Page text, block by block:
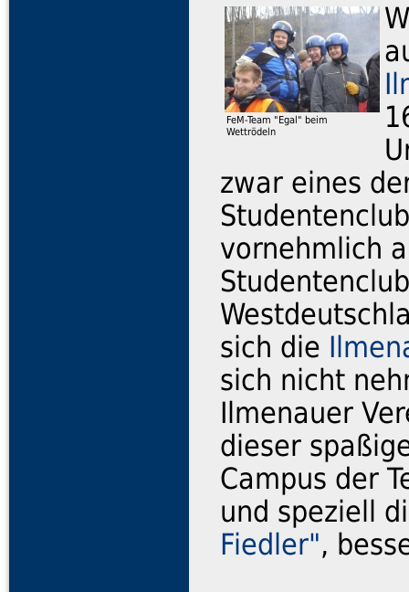
FeM-Team "Egal" beim
Wettrödeln
zwar eines
vornehmlich
sich die
sich nicht
Ilmenauer
dieser
Campus der
und speziell
Fiedler",